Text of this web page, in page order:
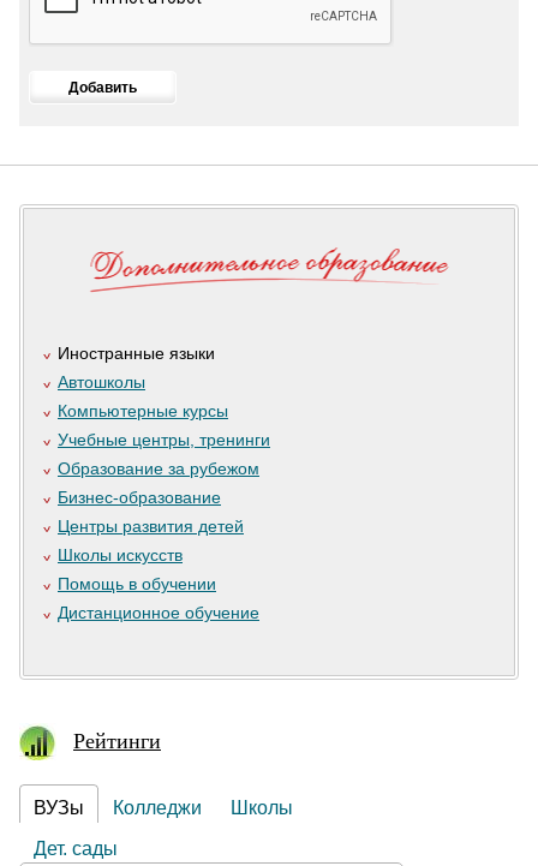
Иностранные языки
Автошколы
Компьютерные курсы
Учебные центры, тренинги
Образование за рубежом
Бизнес-образование
Центры развития детей
Школы искусств
Помощь в обучении
Дистанционное обучение
Рейтинги
ВУЗы Колледжи
Школы
Дет. сады